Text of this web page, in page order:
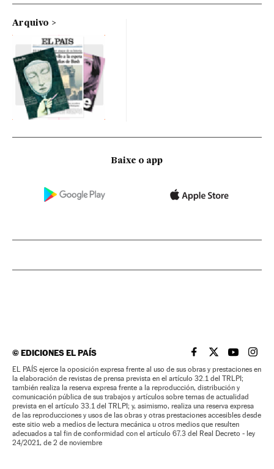
Arquivo
Baixe o app
©EDICIONES EL PAÍS EL PAÍS BRASIL EN
EL PAÍSEL PAÍS
EL
EL PAÍS ejerce la oposición expresa frente al uso de sus obras y prestaciones en
la elaboración de revistas de prensa prevista en el artículo 32.1 del TRLPI;
también realiza la reserva expresa frente a la reproducción, distribución y
comunicación pública de sus trabajos y artículos sobre temas de actualidad
prevista en el artículo 33.1 del TRLPI; y, asimismo, realiza una reserva expresa
de las reproducciones y usos de las obras y otras prestaciones accesibles desde
este sitio web a medios de lectura mecánica u otros medios que resulten
adecuados a tal fin de conformidad con el artículo 67.3 del Real Decreto - ley
24/2021, de 2 de noviembre